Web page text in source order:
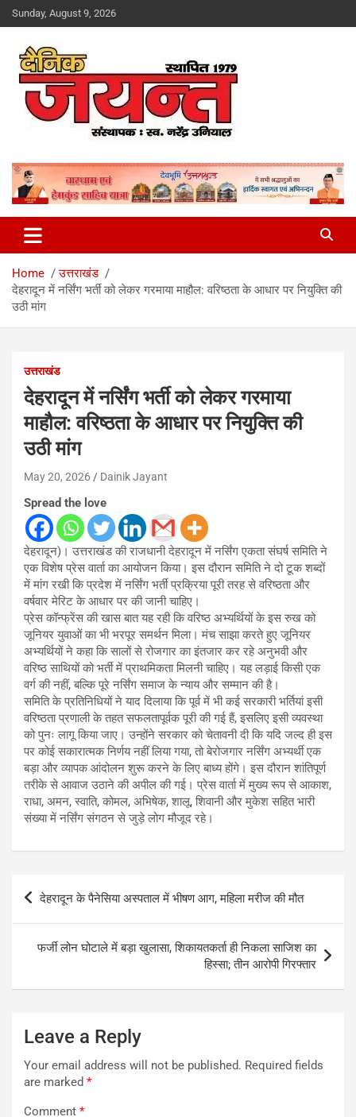
Skip
to
Sunday, August 9, 2026
Dainik Jayant
Home
उत्तराखंड
देहरादून में नर्सिंग भर्ती को लेकर गरमाया माहौल: वरिष्ठता के आधार पर नियुक्ति की
उठी मांग
उत्तराखंड
देहरादून में नर्सिंग भर्ती को लेकर गरमाया
माहौल: वरिष्ठता के आधार पर नियुक्ति की
उठी मांग
May 20, 2026 Dainik Jayant
Spread the love
देहरादून)। उत्तराखंड की राजधानी देहरादून में नर्सिंग एकता संघर्ष समिति ने
एक विशेष प्रेस वार्ता का आयोजन किया। इस दौरान समिति ने दो टूक शब्दों
में मांग रखी कि प्रदेश में नर्सिंग भर्ती प्रक्रिया पूरी तरह से वरिष्ठता और
वर्षवार मेरिट के आधार पर की जानी चाहिए।
प्रेस कॉन्फ्रेंस की खास बात यह रही कि वरिष्ठ अभ्यर्थियों के इस रुख को
जूनियर युवाओं का भी भरपूर समर्थन मिला। मंच साझा करते हुए जूनियर
अभ्यर्थियों ने कहा कि सालों से रोजगार का इंतजार कर रहे अनुभवी और
वरिष्ठ साथियों को भर्ती में प्राथमिकता मिलनी चाहिए। यह लड़ाई किसी एक
वर्ग की नहीं, बल्कि पूरे नर्सिंग समाज के न्याय और सम्मान की है।
समिति के प्रतिनिधियों ने याद दिलाया कि पूर्व में भी कई सरकारी भर्तियां इसी
वरिष्ठता प्रणाली के तहत सफलतापूर्वक पूरी की गई हैं, इसलिए इसी व्यवस्था
को पुनः लागू किया जाए। उन्होंने सरकार को चेतावनी दी कि यदि जल्द ही इस
पर कोई सकारात्मक निर्णय नहीं लिया गया, तो बेरोजगार नर्सिंग अभ्यर्थी एक
बड़ा और व्यापक आंदोलन शुरू करने के लिए बाध्य होंगे। इस दौरान शांतिपूर्ण
तरीके से आवाज उठाने की अपील की गई। प्रेस वार्ता में मुख्य रूप से आकाश,
राधा, अमन, स्वाति, कोमल, अभिषेक, शालू, शिवानी और मुकेश सहित भारी
संख्या में नर्सिंग संगठन से जुड़े लोग मौजूद रहे।
Post
navigation
देहरादून के पैनेसिया अस्पताल में भीषण आग, महिला मरीज की मौत
फर्जी लोन घोटाले में बड़ा खुलासा, शिकायतकर्ता ही निकला साजिश का
हिस्सा; तीन आरोपी गिरफ्तार
Leave a Reply
Your email address will not be published. Required fields
are marked *
Comment *